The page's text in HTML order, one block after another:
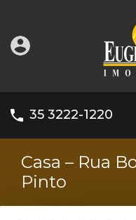
35 3222-1220
Casa – Rua
Pinto